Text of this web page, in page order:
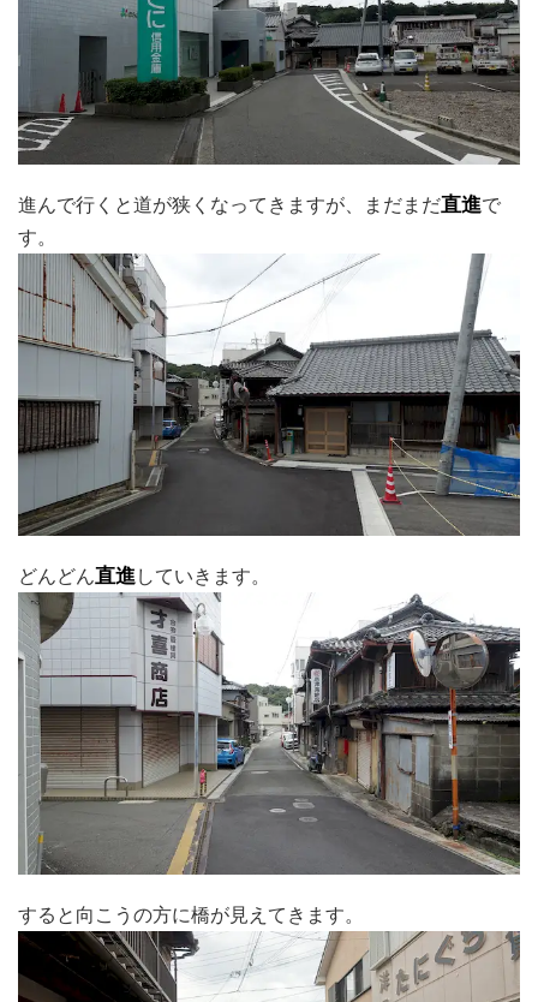
進んで行くと道が狭くなってきますが、まだまだ直進で
す。
どんどん直進 していきます。
すると向こうの方に橋が見えてきます。